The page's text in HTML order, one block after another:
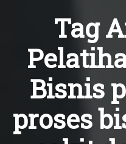
Tag
Bisnis
proses